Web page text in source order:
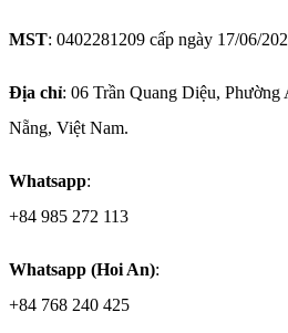
MST: 0402281209 cấp ngày 17/06/
Địa chỉ: 06 Trần Quang Diệu,
Nẵng, Việt Nam.
Whatsapp:
+84 985 272 113
Whatsapp (Hoi An):
+84 768 240 425